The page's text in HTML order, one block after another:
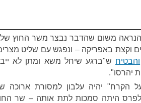
הנראה משום שהדבר נבצר משר החוץ
וקצת באפריקה – ונפגש עם שליט
והבטיח ש"ברגע שיחל משא ומתן לא
יהרסו".
הקרח" יהיה עלבון למסורת ארוכה
היתה סמכות לתת אותה – שר